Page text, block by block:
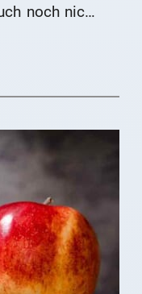
noch nicht.